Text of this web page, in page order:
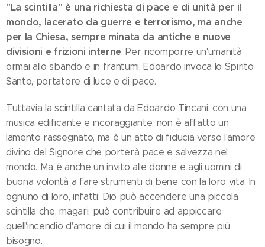
"La scintilla" è una richiesta di pace e di unità per il
mondo, lacerato da guerre e terrorismo, ma anche
per la Chiesa, sempre minata da antiche e nuove
divisioni e frizioni interne. Per ricomporre un'umanità
ormai allo sbando e in frantumi, Edoardo invoca lo Spirito
Santo, portatore di luce e di pace.
Tuttavia la scintilla cantata da Edoardo Tincani, con una
musica edificante e incoraggiante, non è affatto un
lamento rassegnato, ma è un atto di fiducia verso l'amore
divino del Signore che porterà pace e salvezza nel
mondo. Ma è anche un invito alle donne e agli uomini di
buona volontà a fare strumenti di bene con la loro vita. In
ognuno di loro, infatti, Dio può accendere una piccola
scintilla che, magari, può contribuire ad appiccare
quell'incendio d'amore di cui il mondo ha sempre più
bisogno.